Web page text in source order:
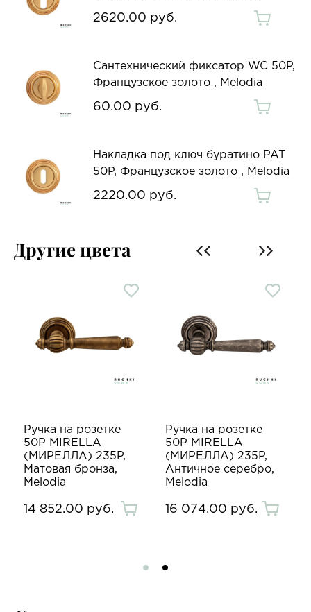
2620.00 руб.
Сантехнический фиксатор WC 50P,
Французское золото , Melodia
60.00 руб.
Накладка под ключ буратино PAT
50P, Французское золото , Melodia
2220.00 руб.
Другие цвета
Ручка на розетке
50P MIRELLA
(МИРЕЛЛА) 235P,
Матовая бронза,
Melodia
14 852.00 руб.
Ручка на розетке
50P MIRELLA
(МИРЕЛЛА) 235P,
Античное серебро,
Melodia
16 074.00 руб.